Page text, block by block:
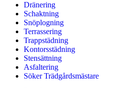
Dränering
Schaktning
Snöplogning
Terrassering
Trappstädning
Kontorsstädning
Stensättning
Asfaltering
Söker Trädgårdsmästare